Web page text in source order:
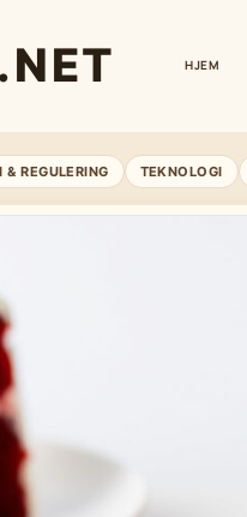
HJEM
& REGULERING TEKNOLOGI